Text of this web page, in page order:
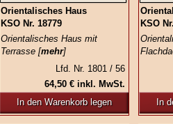
Orientalisches Haus
KSO Nr. 18779
Orientalisches Haus mit
Terrasse [mehr]
Lfd. Nr. 1801 / 56
64,50 € inkl. MwSt.
In den Warenkorb legen
KSO
In